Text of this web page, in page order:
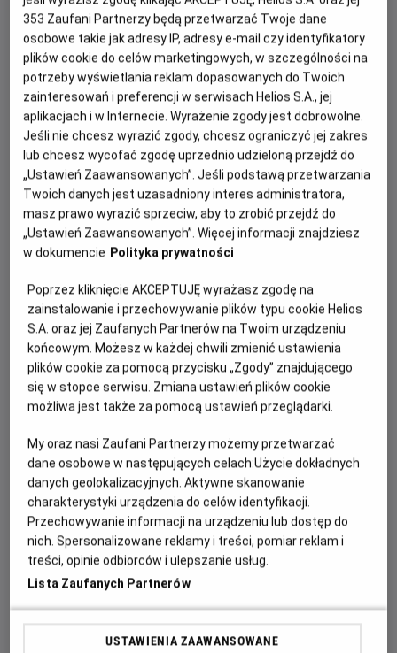
Po ogromnym sukcesie „Oppenheimera”, nagrodzonego
siedmioma Oscarami®, Christopher Nolan powraca z
kolejnym wielkim widowiskiem. Tym razem jeden z
najbardziej cenionych współczesnych reżyserów sięga
po „Odyseję” Homera – ponadczasową historię
uznawaną za fundament zachodniej literatury.
Film opowie o niezwykłej podróży Odyseusza, króla
Itaki, który po zakończeniu wojny trojańskiej podejmuje
pełną niebezpieczeństw drogę do domu. Na jego szlaku
staną mityczne istoty, bogowie i liczne wyzwania, które
wystawią na próbę jego odwagę, spryt oraz
„Odyseja” przyciąga uwagę także imponującą listą
aktorów i aktorek. W filmie zobaczymy m.in. Matta
Damona jako Odyseusza, Toma Hollanda w roli
Telemacha, Anne Hathaway jako Penelopę, Zendayę
jako Atenę, Roberta Pattinsona jako Antinoosa oraz
Charlize Theron jako Kirke. To jedno z najbardziej
połączy epicką opowieść, nowoczesną realizację i
największe gwiazdy światowego kina.
353 Zaufani Partnerzy będą przetwarzać Twoje dane
osobowe takie jak adresy IP, adresy e-mail czy identyfikatory
plików cookie do celów marketingowych, w szczególności na
potrzeby wyświetlania reklam dopasowanych do Twoich
zainteresowań i preferencji w serwisach Helios S.A., jej
aplikacjach i w Internecie. Wyrażenie zgody jest dobrowolne.
Jeśli nie chcesz wyrazić zgody, chcesz ograniczyć jej zakres
lub chcesz wycofać zgodę uprzednio udzieloną przejdź do
„Ustawień Zaawansowanych”. Jeśli podstawą przetwarzania
Twoich danych jest uzasadniony interes administratora,
masz prawo wyrazić sprzeciw, aby to zrobić przejdź do
„Ustawień Zaawansowanych”. Więcej informacji znajdziesz
w dokumencie Polityka prywatności
Poprzez kliknięcie AKCEPTUJĘ wyrażasz zgodę na
zainstalowanie i przechowywanie plików typu cookie Helios
S.A. oraz jej Zaufanych Partnerów na Twoim urządzeniu
końcowym. Możesz w każdej chwili zmienić ustawienia
plików cookie za pomocą przycisku „Zgody” znajdującego
się w stopce serwisu. Zmiana ustawień plików cookie
możliwa jest także za pomocą ustawień przeglądarki.
My oraz nasi Zaufani Partnerzy możemy przetwarzać
dane osobowe w następujących celach:Użycie dokładnych
danych geolokalizacyjnych. Aktywne skanowanie
charakterystyki urządzenia do celów identyfikacji.
Przechowywanie informacji na urządzeniu lub dostęp do
nich. Spersonalizowane reklamy i treści, pomiar reklam i
treści, opinie odbiorców i ulepszanie usług.
Lista Zaufanych Partnerów
USTAWIENIA ZAAWANSOWANE